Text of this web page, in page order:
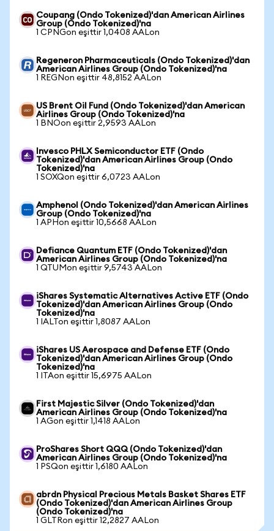
Coupang (Ondo Tokenized)'dan American Airlines
Group (Ondo Tokenized)'na
1 CPNGon eşittir 1,0408 AALon
Regeneron Pharmaceuticals (Ondo Tokenized)'dan
American Airlines Group (Ondo Tokenized)'na
1 REGNon eşittir 48,8152 AALon
US Brent Oil Fund (Ondo Tokenized)'dan American
Airlines Group (Ondo Tokenized)'na
1 BNOon eşittir 2,9593 AALon
Invesco PHLX Semiconductor ETF (Ondo
Tokenized)'dan American Airlines Group (Ondo
Tokenized)'na
1 SOXQon eşittir 6,0723 AALon
Amphenol (Ondo Tokenized)'dan American Airlines
Group (Ondo Tokenized)'na
1 APHon eşittir 10,5668 AALon
Defiance Quantum ETF (Ondo Tokenized)'dan
American Airlines Group (Ondo Tokenized)'na
1 QTUMon eşittir 9,5743 AALon
iShares Systematic Alternatives Active ETF (Ondo
Tokenized)'dan American Airlines Group (Ondo
Tokenized)'na
1 IALTon eşittir 1,8087 AALon
iShares US Aerospace and Defense ETF (Ondo
Tokenized)'dan American Airlines Group (Ondo
Tokenized)'na
1 ITAon eşittir 15,6975 AALon
First Majestic Silver (Ondo Tokenized)'dan
American Airlines Group (Ondo Tokenized)'na
1 AGon eşittir 1,1418 AALon
ProShares Short QQQ (Ondo Tokenized)'dan
American Airlines Group (Ondo Tokenized)'na
1 PSQon eşittir 1,6180 AALon
abrdn Physical Precious Metals Basket Shares ETF
(Ondo Tokenized)'dan American Airlines Group
(Ondo Tokenized)'na
1 GLTRon eşittir 12,2827 AALon